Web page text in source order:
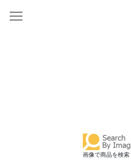
画像で商品を検索